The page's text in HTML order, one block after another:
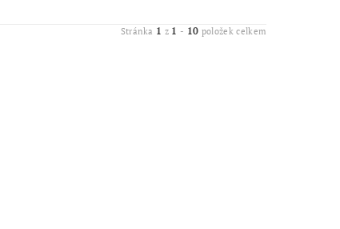
Stránka 1 z 1 - 10 položek celkem